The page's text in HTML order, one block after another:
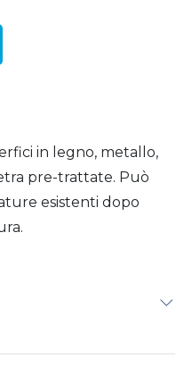
in legno, metallo,
pre-trattate. Può
esistenti dopo